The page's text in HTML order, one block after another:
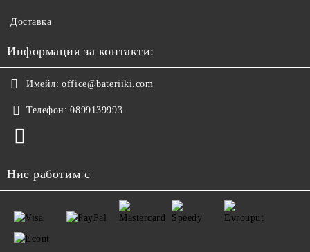
Доставка
Информация за контакти:
Имейл: office@bateriiki.com
Телефон: 0899139993
Ние работим с